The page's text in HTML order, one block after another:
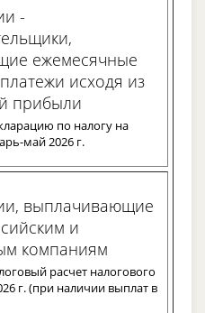
-
ежемесячные
исходя из
прибыли
по налогу на
май 2026 г.
выплачивающие
и
компаниям
расчет налогового
г. (при наличии выплат в